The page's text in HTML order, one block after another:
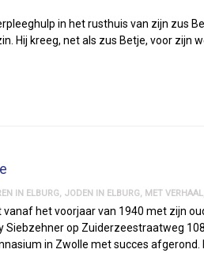
in het rusthuis van zijn zus
Hij kreeg, net als zus Betje, voor zijn
IN ELBURG, JODEN IN ELBURG, MET VERHAAL
het voorjaar van 1940 met zijn
Siebzehner op Zuiderzeestraatweg
in Zwolle met succes